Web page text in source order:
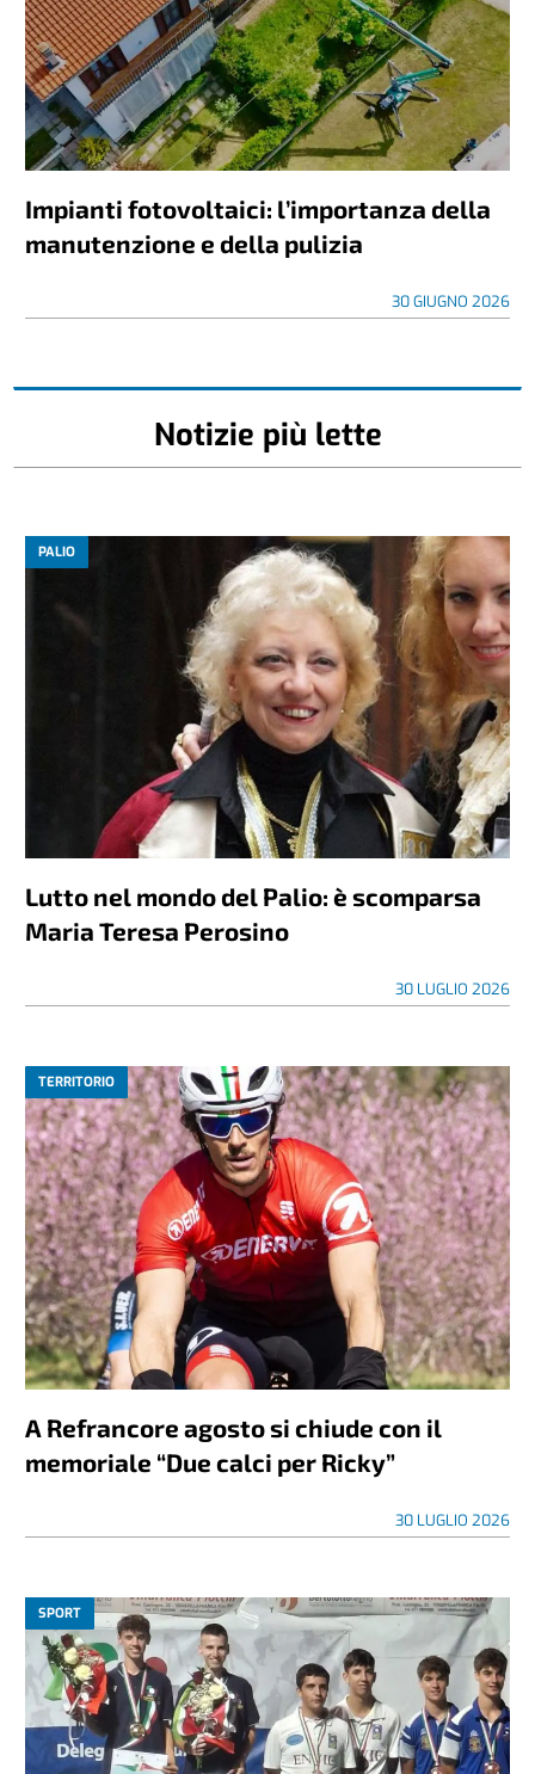
Impianti fotovoltaici: l’importanza della
manutenzione e della pulizia
30 GIUGNO 2026
Notizie più lette
PALIO
Lutto nel mondo del Palio: è scomparsa
Maria Teresa Perosino
30 LUGLIO 2026
TERRITORIO
A Refrancore agosto si chiude con il
memoriale “Due calci per Ricky”
30 LUGLIO 2026
SPORT